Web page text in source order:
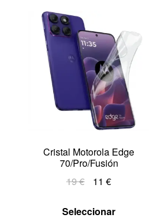
Cristal Motorola Edge
70/Pro/Fusión
19€ 11 €
Seleccionar